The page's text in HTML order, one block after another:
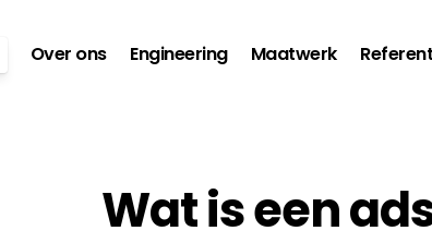
Over ons Engineering Maatwerk
Wat is een